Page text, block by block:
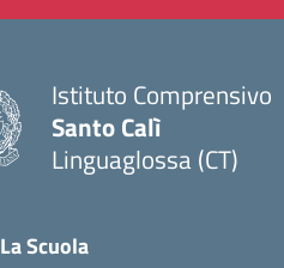
Istituto Comprensivo
Santo Calì
Linguaglossa (CT)
La Scuola